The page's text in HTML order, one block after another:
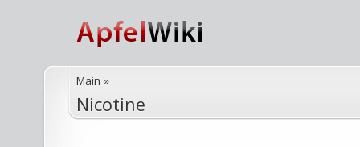
Main »
Nicotine